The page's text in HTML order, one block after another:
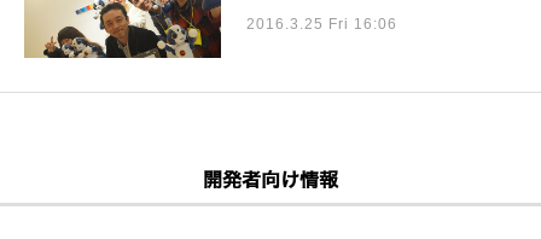
2016.3.25 Fri 16:06
開発者向け情報